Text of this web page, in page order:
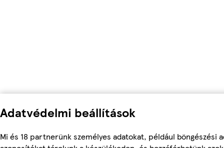
Adatvédelmi beállítások
Mi és 18 partnerünk személyes adatokat, például böngészési